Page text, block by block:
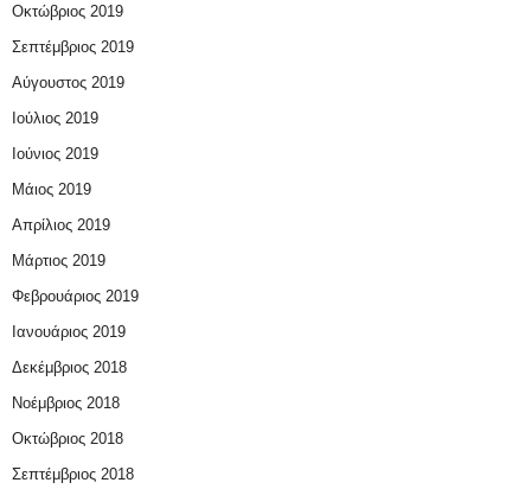
Οκτώβριος 2019
Σεπτέμβριος 2019
Αύγουστος 2019
Ιούλιος 2019
Ιούνιος 2019
Μάιος 2019
Απρίλιος 2019
Μάρτιος 2019
Φεβρουάριος 2019
Ιανουάριος 2019
Δεκέμβριος 2018
Νοέμβριος 2018
Οκτώβριος 2018
Σεπτέμβριος 2018